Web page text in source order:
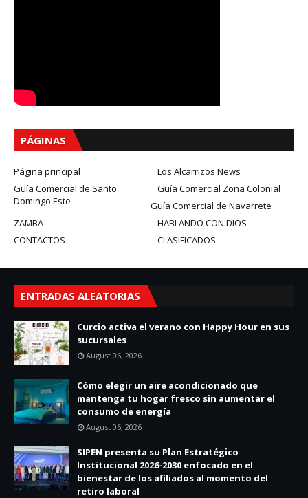
PÁGINAS
Página principal
Los Alcarrizos News
Guía Comercial de Santo
Domingo Este
Guía Comercial Zona Colonial
Guía Comercial de Navarrete
HABLANDO CON DIOS
ZAMBA
CLASIFICADOS
CONTACTOS
ENTRADAS ALEATORIAS
Curcio activa el verano con Happy Hour en sus
sucursales
August 06, 2026
Cómo elegir un aire acondicionado que
mantenga tu hogar fresco sin aumentar el
consumo de energía
August 06, 2026
SIPEN presenta su Plan Estratégico
Institucional 2026-2030 enfocado en el
bienestar de los afiliados al momento del
retiro laboral